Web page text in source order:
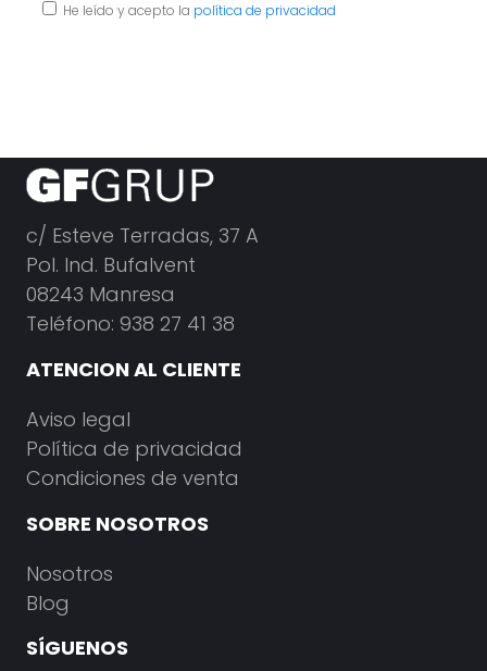
He leído y acepto la política de privacidad
c/ Esteve Terradas, 37 A
Pol. Ind. Bufalvent
08243 Manresa
Teléfono: 938 27 41 38
ATENCION AL CLIENTE
Aviso legal
Política de privacidad
Condiciones de venta
SOBRE NOSOTROS
Nosotros
Blog
SÍGUENOS